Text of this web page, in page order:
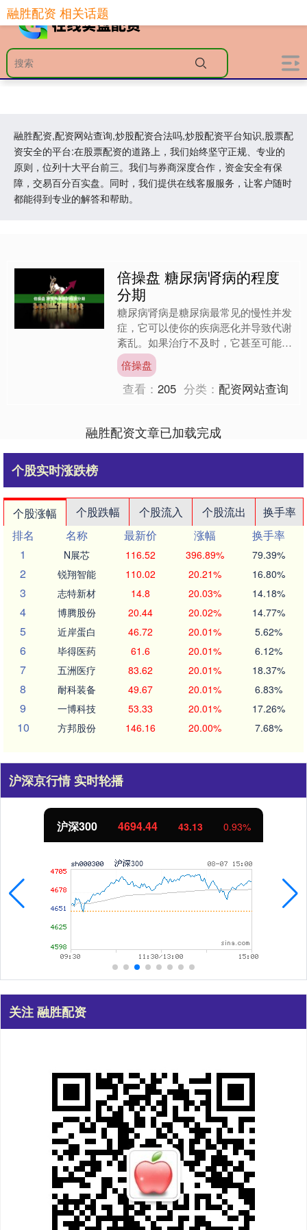
融胜配资,配资网站查询,炒股配资合法吗,炒股配资平台知识,股票配
资安全的平台:在股票配资的道路上，我们始终坚守正规、专业的
原则，位列十大平台前三。我们与券商深度合作，资金安全有保
障，交易百分百实盘。同时，我们提供在线客服服务，让客户随时
都能得到专业的解答和帮助。
融胜配资 相关话题
倍操盘 糖尿病肾病的程度
分期
糖尿病肾病是糖尿病最常见的慢性并发
症，它可以使你的疾病恶化并导致代谢
紊乱。如果治疗不及时，它甚至可能导
致肾功能衰竭。在这种情况下，一些患
者可能失去工作能力，而对....
倍操盘
查看：205 分类：配资网站查询
融胜配资文章已加载完成
个股实时涨跌榜
个股涨幅 个股跌幅 个股流入 个股流出
换手率
排名
名称 最新价 涨幅
换手率
1
N展芯 116.52 396.89% 79.39%
2 锐翔智能 110.02 20.21% 16.80%
3 志特新材 14.8 20.03% 14.18%
4 博腾股份 20.44 20.02% 14.77%
5 近岸蛋白 46.72 20.01% 5.62%
6 毕得医药 61.6 20.01% 6.12%
7 五洲医疗 83.62 20.01% 18.37%
8 耐科装备 49.67 20.01% 6.83%
9 一博科技 53.33 20.01% 17.26%
10 方邦股份 146.16 20.00% 7.68%
沪深京行情 实时轮播
沪深300 4694.44 43.13 0.93%
关注 融胜配资